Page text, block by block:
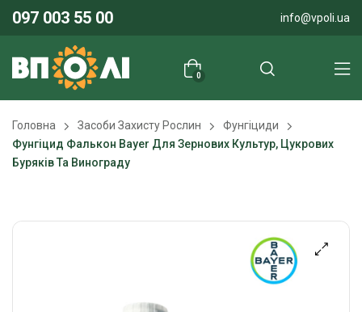
097 003 55 00 info@vpoli.ua
0
Головна Засоби Захисту Рослин
Фунгіциди
Фунгіцид Фалькон Bayer Для Зернових Культур, Цукрових
Буряків Та Винограду